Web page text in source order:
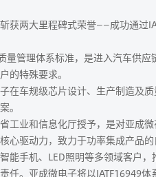
两大里程碑式荣誉——成功通过
管理体系标准，是进入汽车供应
的特殊要求。
车规级芯片设计、生产制造及
。
工业和信息化厅授予，是对亚成
心驱动力，致力于功率集成产品
手机、LED照明等多领域客户，
。亚成微电子将以IATF16949体